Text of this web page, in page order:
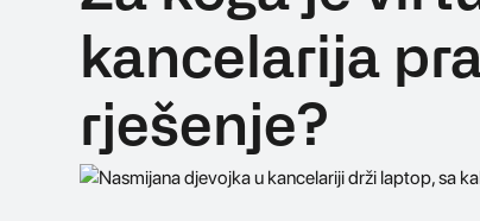
kancelarija
rješenje?